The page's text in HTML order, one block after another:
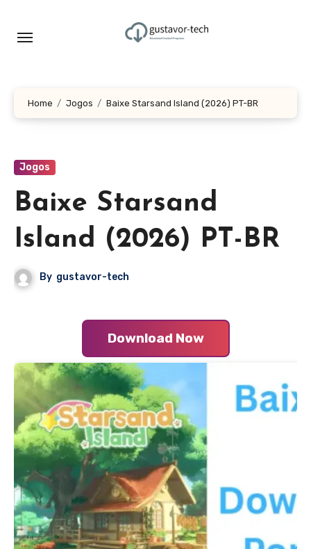
Home Jogos Baixe Starsand Island (2026) PT-BR
Jogos
Baixe Starsand
Island (2026) PT-BR
By gustavor-tech
Download Now